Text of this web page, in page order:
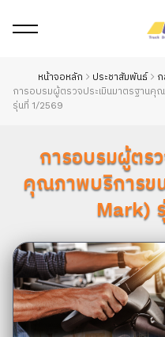
หน้าจอหลัก ประชาสัมพันธ์
ก
การอบรมผู้ตรวจประเมินมาตรฐาน
รุ่นที่ 1/2569
การอบรมผู้ตร
คุณภาพบริการข
Mark)